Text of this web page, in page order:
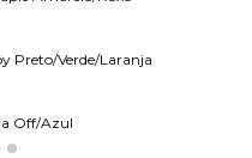
Preto/Verde/Laranja
Off/Azul